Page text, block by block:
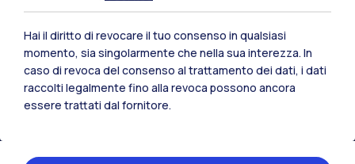
Polimi Community
Tutti i siti dell’ecosistema
Hai il diritto di revocare il tuo consenso in qualsiasi
momento, sia singolarmente che nella sua interezza. In
caso di revoca del consenso al trattamento dei dati, i dati
raccolti legalmente fino alla revoca possono ancora
essere trattati dal fornitore.